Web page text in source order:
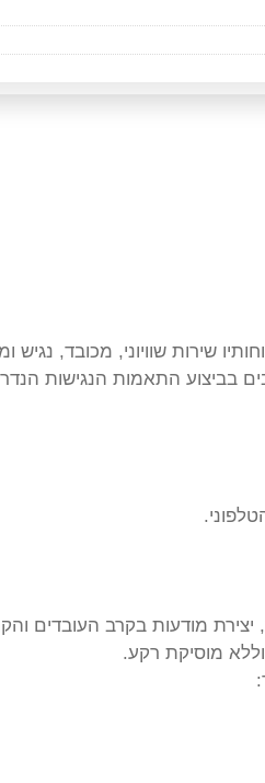
שוויוני, מכובד, נגיש
רבים בביצוע התאמות
מודעות בקרב העובדים
מוסיקת רקע.